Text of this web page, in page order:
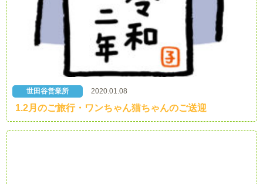
世田谷営業所 2020.01.08
1.2月のご旅行・ワンちゃん猫ちゃんのご送迎